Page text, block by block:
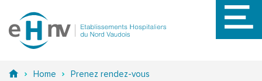
au
Home Prenez rendez-vous